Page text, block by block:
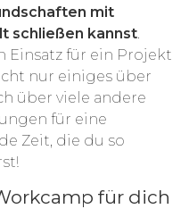
mit
schließen kannst.
Einsatz für ein Projekt
nur einiges über
über viele andere
für eine
Zeit, die du so
für dich